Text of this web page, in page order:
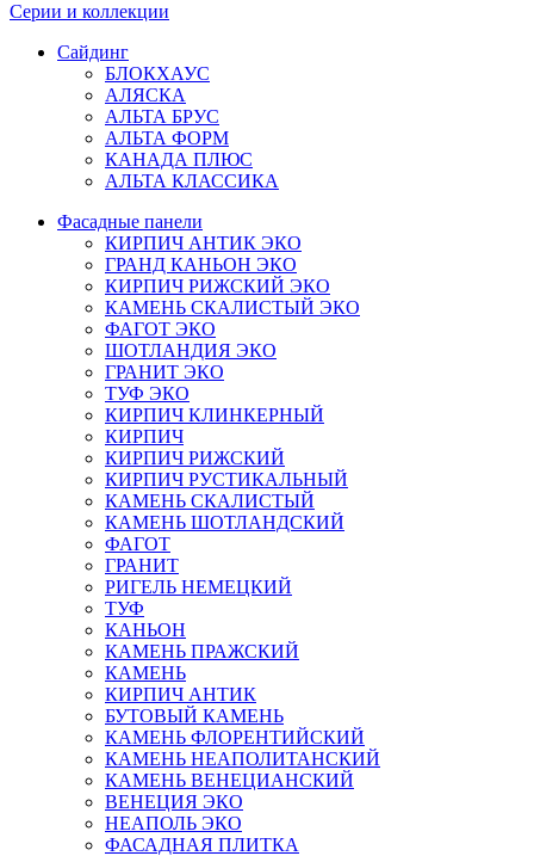
Серии и коллекции
Сайдинг
БЛОКХАУС
АЛЯСКА
АЛЬТА БРУС
АЛЬТА ФОРМ
КАНАДА ПЛЮС
АЛЬТА КЛАССИКА
Фасадные панели
КИРПИЧ АНТИК ЭКО
ГРАНД КАНЬОН ЭКО
КИРПИЧ РИЖСКИЙ ЭКО
КАМЕНЬ СКАЛИСТЫЙ ЭКО
ФАГОТ ЭКО
ШОТЛАНДИЯ ЭКО
ГРАНИТ ЭКО
ТУФ ЭКО
КИРПИЧ КЛИНКЕРНЫЙ
КИРПИЧ
КИРПИЧ РИЖСКИЙ
КИРПИЧ РУСТИКАЛЬНЫЙ
КАМЕНЬ СКАЛИСТЫЙ
КАМЕНЬ ШОТЛАНДСКИЙ
ФАГОТ
ГРАНИТ
РИГЕЛЬ НЕМЕЦКИЙ
ТУФ
КАНЬОН
КАМЕНЬ ПРАЖСКИЙ
КАМЕНЬ
КИРПИЧ АНТИК
БУТОВЫЙ КАМЕНЬ
КАМЕНЬ ФЛОРЕНТИЙСКИЙ
КАМЕНЬ НЕАПОЛИТАНСКИЙ
КАМЕНЬ ВЕНЕЦИАНСКИЙ
ВЕНЕЦИЯ ЭКО
НЕАПОЛЬ ЭКО
ФАСАДНАЯ ПЛИТКА